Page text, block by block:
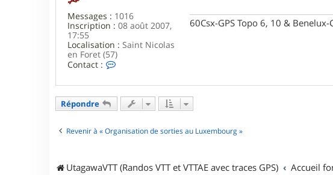
Messages : 1016
Inscription : 08 août 2007,
17:55
Localisation : Saint Nicolas
en Foret (57)
Contact :
c
e
e
60Csx-GPS Topo 6, 10 &
Répondre
Revenir à « Organisation de sorties au Luxembourg »
UtagawaVTT (Randos VTT et VTTAE avec traces GPS) Accueil